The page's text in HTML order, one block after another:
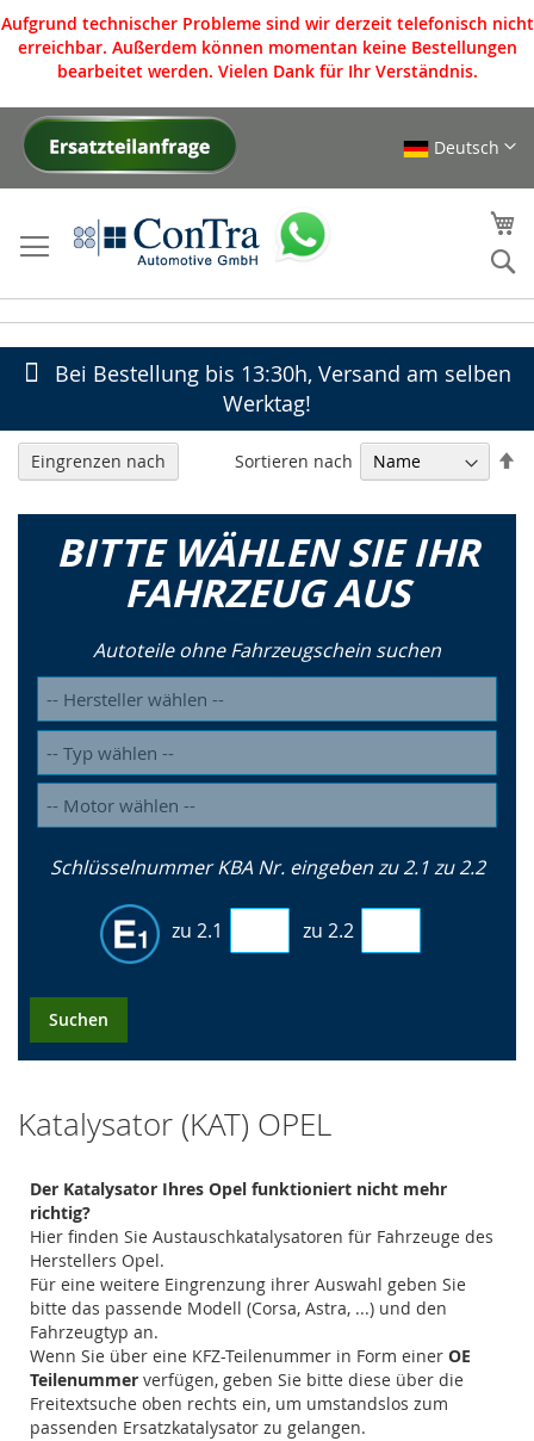
Aufgrund technischer Probleme sind wir derzeit telefonisch nicht
erreichbar. Außerdem können momentan keine Bestellungen
bearbeitet werden. Vielen Dank für Ihr Verständnis.
Direkt
Deutsch
Bei Bestellung bis 13:30h, Versand am selben
Werktag!
BITTE WÄHLEN SIE IHR
FAHRZEUG AUS
Autoteile ohne Fahrzeugschein suchen
Schlüsselnummer KBA Nr. eingeben zu 2.1 zu 2.2
zu 2.1 zu 2.2
Suchen
Katalysator (KAT) OPEL
Der Katalysator Ihres Opel funktioniert nicht mehr
richtig?
Hier finden Sie Austauschkatalysatoren für Fahrzeuge des
Herstellers Opel.
Für eine weitere Eingrenzung ihrer Auswahl geben Sie
bitte das passende Modell (Corsa, Astra, ...) und den
Fahrzeugtyp an.
Wenn Sie über eine KFZ-Teilenummer in Form einer OE
Teilenummer verfügen, geben Sie bitte diese über die
Freitextsuche oben rechts ein, um umstandslos zum
passenden Ersatzkatalysator zu gelangen.
Sortieren nach
Eingrenzen nach